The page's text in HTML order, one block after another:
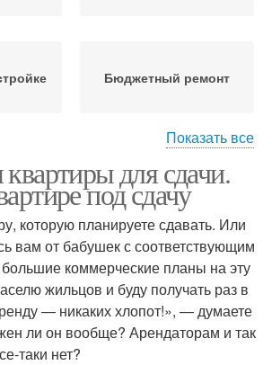
Бюджетный ремонт
Показать все
для сдачи.
под сдачу
которую планируете сдавать. Или
вам от бабушек с соответствующим
коммерческие планы на эту
жильцов и буду получать раз в
— никаких хлопот!», — думаете
ли он вообще? Арендаторам и так
таки нет?